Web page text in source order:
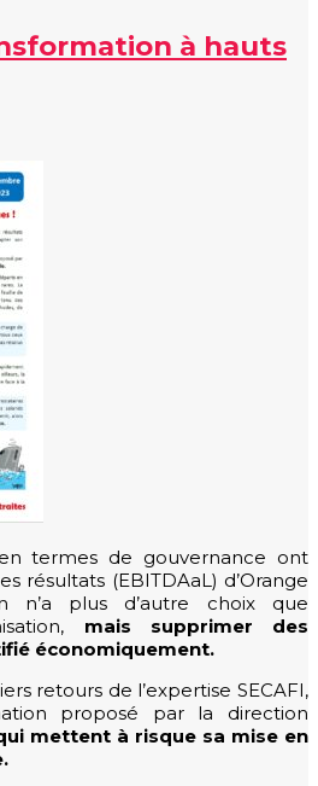
à hauts
termes de gouvernance ont
résultats (EBITDAaL) d’Orange
n’a plus d’autre choix que
mais supprimer des
économiquement.
retours de l’expertise SECAFI,
proposé par la direction
mettent à risque sa mise en